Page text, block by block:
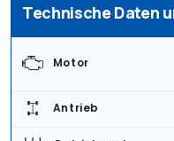
Technische Daten
Motor
Antrieb